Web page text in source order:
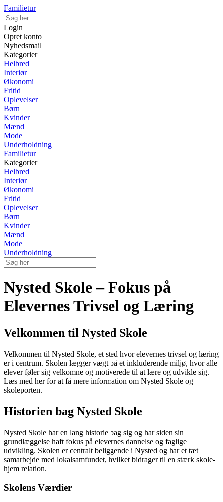
Familietur
Login
Opret konto
Nyhedsmail
Kategorier
Helbred
Interiør
Økonomi
Fritid
Oplevelser
Børn
Kvinder
Mænd
Mode
Underholdning
Familietur
Kategorier
Helbred
Interiør
Økonomi
Fritid
Oplevelser
Børn
Kvinder
Mænd
Mode
Underholdning
Nysted Skole – Fokus på
Elevernes Trivsel og Læring
Velkommen til Nysted Skole
Velkommen til Nysted Skole, et sted hvor elevernes trivsel og læring
er i centrum. Skolen lægger vægt på et inkluderende miljø, hvor alle
elever føler sig velkomne og motiverede til at lære og udvikle sig.
Læs med her for at få mere information om Nysted Skole og
skoleporten.
Historien bag Nysted Skole
Nysted Skole har en lang historie bag sig og har siden sin
grundlæggelse haft fokus på elevernes dannelse og faglige
udvikling. Skolen er centralt beliggende i Nysted og har et tæt
samarbejde med lokalsamfundet, hvilket bidrager til en stærk skole-
hjem relation.
Skolens Værdier